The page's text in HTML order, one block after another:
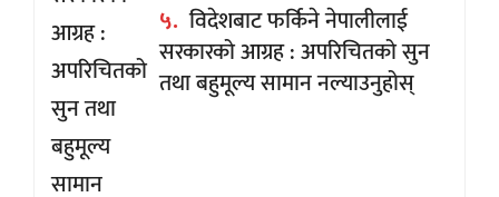
५. विदेशबाट फर्किने नेपालीलाई
सरकारको आग्रह : अपरिचितको सुन
तथा बहुमूल्य सामान नल्याउनुहोस्